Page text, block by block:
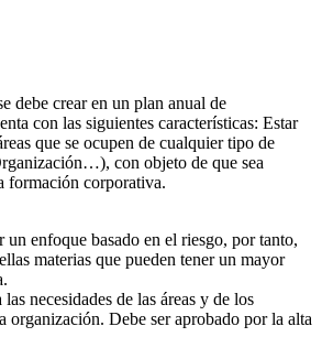
debe crear en un plan anual de
con las siguientes características: Estar
que se ocupen de cualquier tipo de
con objeto de que sea
formación corporativa.
un enfoque basado en el riesgo, por tanto,
materias que pueden tener un mayor
necesidades de las áreas y de los
organización. Debe ser aprobado por la alta